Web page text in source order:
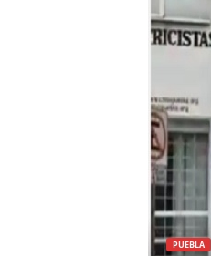
R
O
J
M
X
PUEBLA